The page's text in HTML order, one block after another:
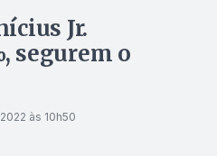
Jr.
segurem o
às 10h50